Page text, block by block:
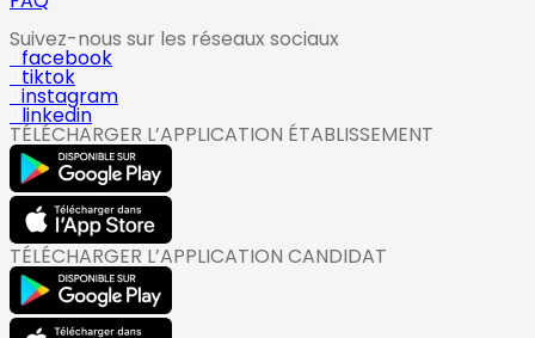
Suivez-nous sur les réseaux sociaux
facebook
tiktok
instagram
linkedin
TÉLÉCHARGER L’APPLICATION ÉTABLISSEMENT
TÉLÉCHARGER L’APPLICATION CANDIDAT